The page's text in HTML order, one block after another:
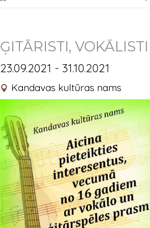
ĢITĀRISTI,
23.09.2021 - 31.10.2021
Kandavas kultūras nams